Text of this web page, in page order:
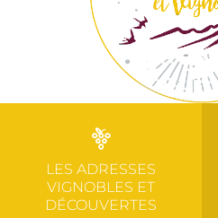
LES ADRESSES
VIGNOBLES ET
DÉCOUVERTES